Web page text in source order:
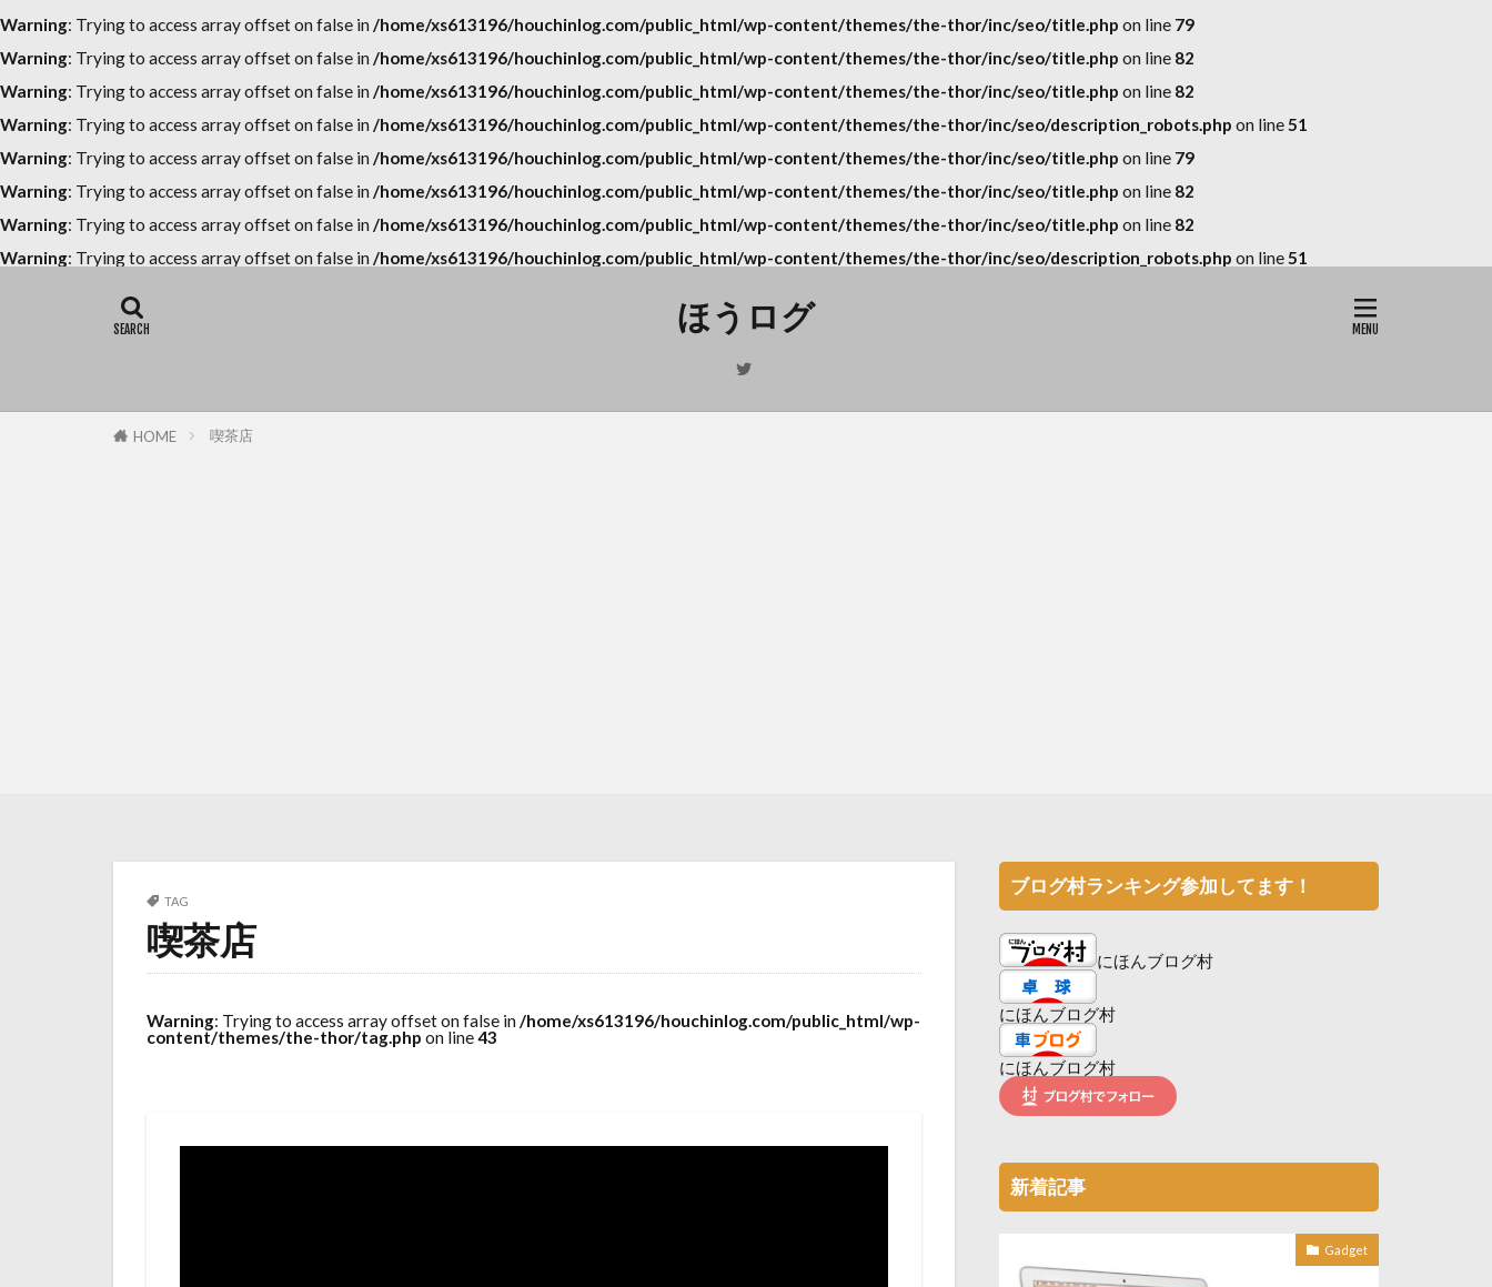
Warning: Trying to access array offset on false in/home/xs613196/houchinlog.com/public_html/wp-content/themes/the-thor/inc/seo/title.php on line 79
Warning: Trying to access array offset on false in/home/xs613196/houchinlog.com/public_html/wp-content/themes/the-thor/inc/seo/title.php on line 82
Warning: Trying to access array offset on false in/home/xs613196/houchinlog.com/public_html/wp-content/themes/the-thor/inc/seo/title.php on line 82
Warning: Trying to access array offset on false in/home/xs613196/houchinlog.com/public_html/wp-content/themes/the-thor/inc/seo/description_robots.php on line51
Warning: Trying to access array offset on false in/home/xs613196/houchinlog.com/public_html/wp-content/themes/the-thor/inc/seo/title.php on line 79
Warning: Trying to access array offset on false in/home/xs613196/houchinlog.com/public_html/wp-content/themes/the-thor/inc/seo/title.php on line 82
Warning: Trying to access array offset on false in/home/xs613196/houchinlog.com/public_html/wp-content/themes/the-thor/inc/seo/title.php on line 82
Warning: Trying to access array offset on false in/home/xs613196/houchinlog.com/public_html/wp-content/themes/the-thor/inc/seo/description_robots.php on line51
ほうログ
HOME 喫茶店
TAG
喫茶店
Warning: Trying to access array offset on false in/home/xs613196/houchinlog.com/public_html/wp-
content/themes/the-thor/tag.php on line43
ブログ村ランキング参加してます！
にほんブログ村
にほんブログ村
にほんブログ村
新着記事
Gadget